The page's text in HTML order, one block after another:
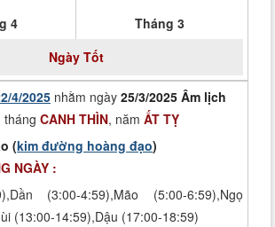
4
Tháng 3
Ngày Tốt
4/2025 nhằm ngày 25/3/2025 Âm lịch
tháng CANH THÌN, năm ẤT TỴ
(kim đường hoàng đạo)
NGÀY :
(3:00-4:59),Mão (5:00-6:59),Ngọ
(13:00-14:59),Dậu (17:00-18:59)